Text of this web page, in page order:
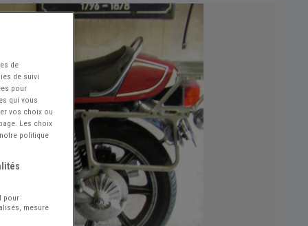
de
de suivi
pour
qui vous
vos choix ou
Les choix
politique
pour
mesure